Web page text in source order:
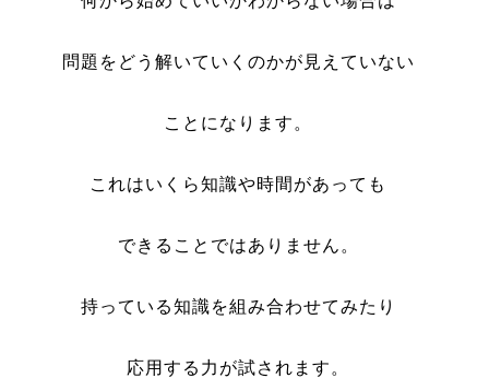
問題をどう解いていくのかが見えていない
ことになります。
これはいくら知識や時間があっても
できることではありません。
持っている知識を組み合わせてみたり
応用する力が試されます。